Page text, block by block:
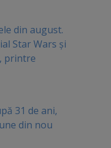
din august.
Star Wars și
printre
31 de ani,
din nou